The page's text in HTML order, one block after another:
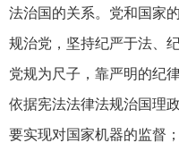
法治国的关系。党和国家
规治党，坚持纪严于法、
党规为尺子，靠严明的纪
依据宪法法律法规治国理
要实现对国家机器的监督